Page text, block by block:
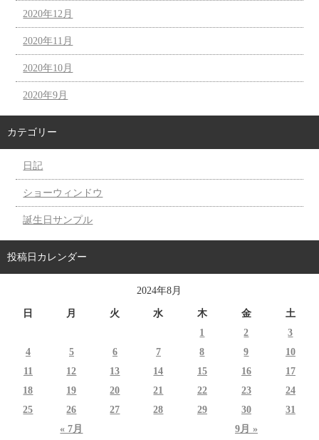
2020年12月
2020年11月
2020年10月
2020年9月
カテゴリー
日記
ショーウィンドウ
誕生日サンプル
投稿日カレンダー
2024年8月
日 月 火 水 木 金 土
« 7月 9月 »
1 2
3
4
5 6 7 8 9
10
11
12 13 14 15 16
17
18
19 20 21 22 23
24
25
26 27 28 29 30 31